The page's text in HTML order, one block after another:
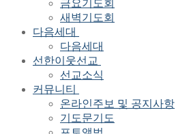
금요기도회
새벽기도회
다음세대
다음세대
선한이웃선교
선교소식
커뮤니티
온라인주보 및 공지사항
기도문기도